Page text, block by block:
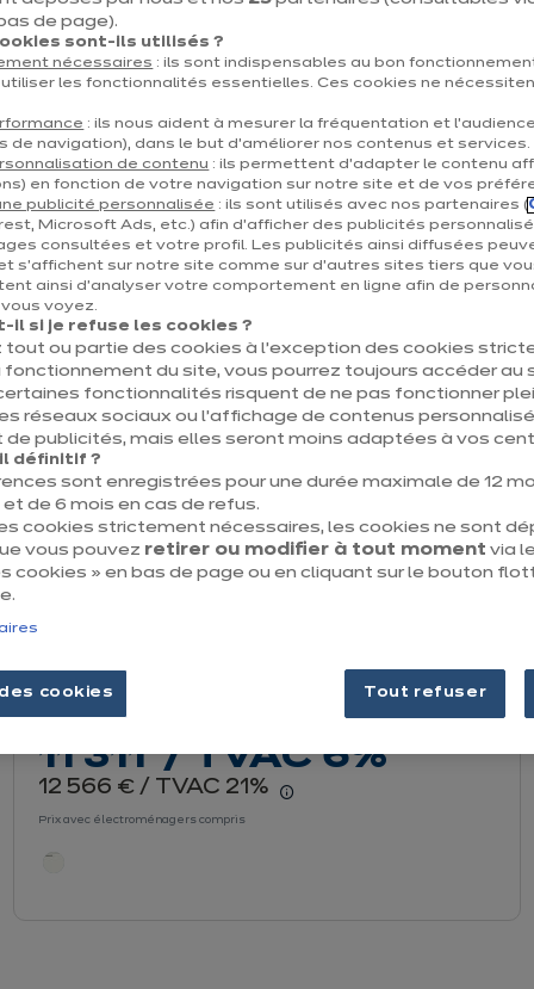
le détail du prix
Clara Tradition
14 440€
euros / TVAC 6%
15 739 € euros
/ TVAC 21%
En savoir plus -
Prix avec électroménagers compris
le détail du prix
Modano
11 311
euros/ TVAC 6%
12 566 € euros
/ TVAC 21%
En savoir plus -
Prix avec électroménagers compris
de page).
sont-ils utilisés ?
nécessaires : ils sont indispensables au bon
les fonctionnalités essentielles. Ces cookies ne
: ils nous aident à mesurer la fréquentation et
de navigation), dans le but d’améliorer nos contenus et services.
de contenu : ils permettent d’adapter le contenu
en fonction de votre navigation sur notre site et de vos
publicité personnalisée : ils sont utilisés avec nos partenaires (
Microsoft Ads, etc.) afin d’afficher des publicités
consultées et votre profil. Les publicités ainsi diffusées
s'affichent sur notre site comme sur d’autres sites tiers que
ainsi d'analyser votre comportement en ligne afin de
voyez.
il si je refuse les cookies ?
tout ou partie des cookies à l’exception des cookies
fonctionnement du site, vous pourrez toujours accéder au
fonctionnalités risquent de ne pas fonctionner
réseaux sociaux ou l’affichage de contenus
publicités, mais elles seront moins adaptées à vos
définitif ?
sont enregistrées pour une durée maximale de 12
de 6 mois en cas de refus.
cookies strictement nécessaires, les cookies ne sont
vous pouvez retirer ou modifier à tout moment via
cookies » en bas de page ou en cliquant sur le bouton
cookies Tout refuser